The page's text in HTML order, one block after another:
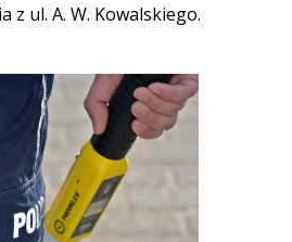
z ul. A. W. Kowalskiego.